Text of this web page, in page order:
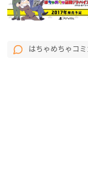
はちゃめちゃコ